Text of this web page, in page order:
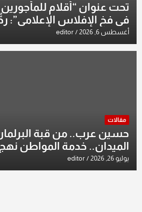
تحت عنوان “أقلام
في فخ الإفلاس الإعلامي”:
افتراءات سمير الشكرجي
أغسطس 6, 2026 editor
مقالات
حسين عرب.. من قبة
الميدان.. خدمة المواطن
يوليو 26, 2026 editor